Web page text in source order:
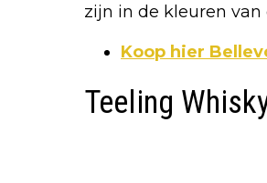
zijn in de kleuren van
Koop hier
Teeling